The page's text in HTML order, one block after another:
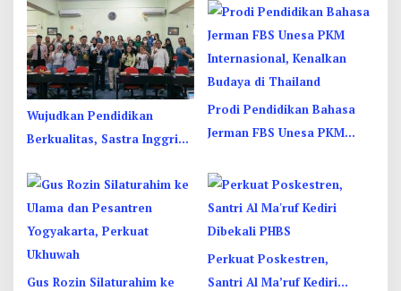
Wujudkan Pendidikan
Berkualitas, Sastra Inggris
Interkultural
Prodi Pendidikan Bahasa
Jerman FBS Unesa PKM
Budaya di Thailand
Gus Rozin Silaturahim ke
Perkuat Poskestren,
Santri Al Ma’ruf Kediri